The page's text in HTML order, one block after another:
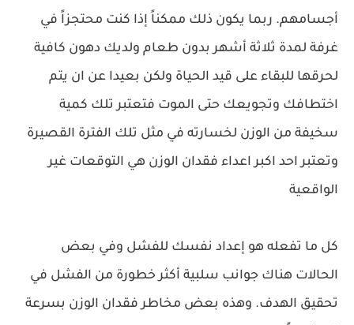
أجسامهم. ربما يكون ذلك ممكناً إذا كنت محتجزاً في
غرفة لمدة ثلاثة أشهر بدون طعام ولديك دهون كافية
لحرقها للبقاء على قيد الحياة ولكن بعيدا عن ان يتم
اختطافك وتجويعك حتى الموت فتعتبر تلك كمية
سخيفة من الوزن لخسارته في مثل تلك الفترة القصيرة
وتعتبر احد اكبر اعداء فقدان الوزن هي التوقعات غير
الواقعية
كل ما تفعله هو إعداد نفسك للفشل وفي بعض
الحالات هناك جوانب سلبية أكثر خطورة من الفشل في
تحقيق الهدف. وهذه بعض مخاطر فقدان الوزن بسرعة